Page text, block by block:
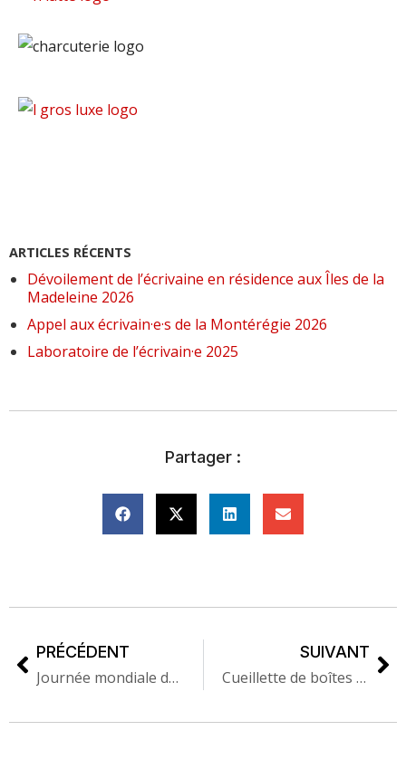
ARTICLES RÉCENTS
Dévoilement de l’écrivaine en résidence aux Îles de la
Madeleine 2026
Appel aux écrivain·e·s de la Montérégie 2026
Laboratoire de l’écrivain·e 2025
Partager :
PRÉCÉDENT
Journée mondiale du livre et du droit d’auteur 2017
SUIVANT
Cueillette de boîtes de conserve 2018